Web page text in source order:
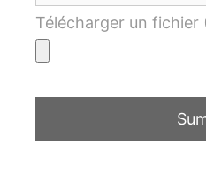
Télécharger un fichier